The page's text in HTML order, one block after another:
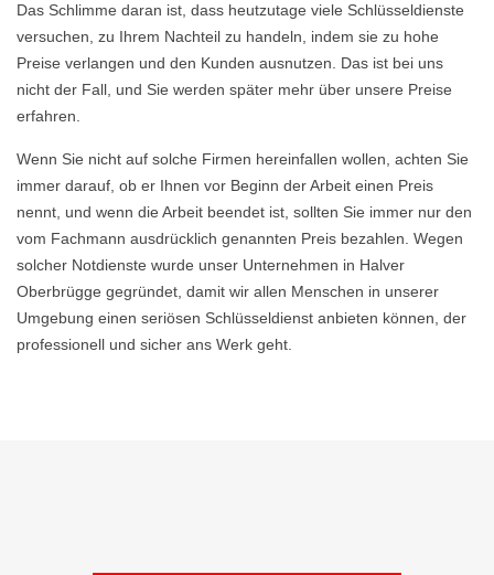
Das Schlimme daran ist, dass heutzutage viele Schlüsseldienste
versuchen, zu Ihrem Nachteil zu handeln, indem sie zu hohe
Preise verlangen und den Kunden ausnutzen. Das ist bei uns
nicht der Fall, und Sie werden später mehr über unsere Preise
erfahren.
Wenn Sie nicht auf solche Firmen hereinfallen wollen, achten Sie
immer darauf, ob er Ihnen vor Beginn der Arbeit einen Preis
nennt, und wenn die Arbeit beendet ist, sollten Sie immer nur den
vom Fachmann ausdrücklich genannten Preis bezahlen. Wegen
solcher Notdienste wurde unser Unternehmen in Halver
Oberbrügge gegründet, damit wir allen Menschen in unserer
Umgebung einen seriösen Schlüsseldienst anbieten können, der
professionell und sicher ans Werk geht.